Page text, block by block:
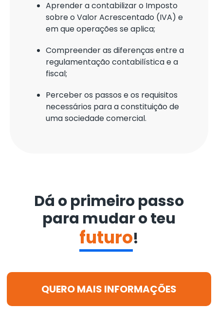
Aprender a contabilizar o Imposto
sobre o Valor Acrescentado (IVA) e
em que operações se aplica;
Compreender as diferenças entre a
regulamentação contabilística e a
fiscal;
Perceber os passos e os requisitos
necessários para a constituição de
uma sociedade comercial.
Dá o primeiro passo
para mudar o teu
futuro!
QUERO MAIS INFORMAÇÕES